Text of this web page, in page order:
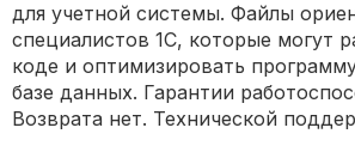
для учетной системы. Файлы
специалистов 1С, которые могут
коде и оптимизировать
базе данных. Гарантии
Возврата нет. Технической